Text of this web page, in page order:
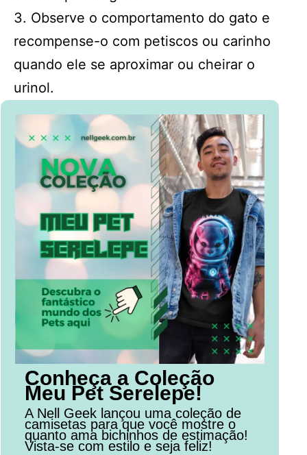
3. Observe o comportamento do gato e
recompense-o com petiscos ou carinho
quando ele se aproximar ou cheirar o
urinol.
Conheça a Coleção
Meu Pet Serelepe!
A Nell Geek lançou uma coleção de
camisetas para que você mostre o
quanto ama bichinhos de estimação!
Vista-se com estilo e seja feliz!